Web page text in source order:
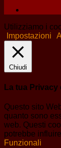
Utilizziamo i
Impostazioni
Chiudi
La tua Privacy
Questo sito
quanto sono
web. Questi
potrebbe
Funzionali